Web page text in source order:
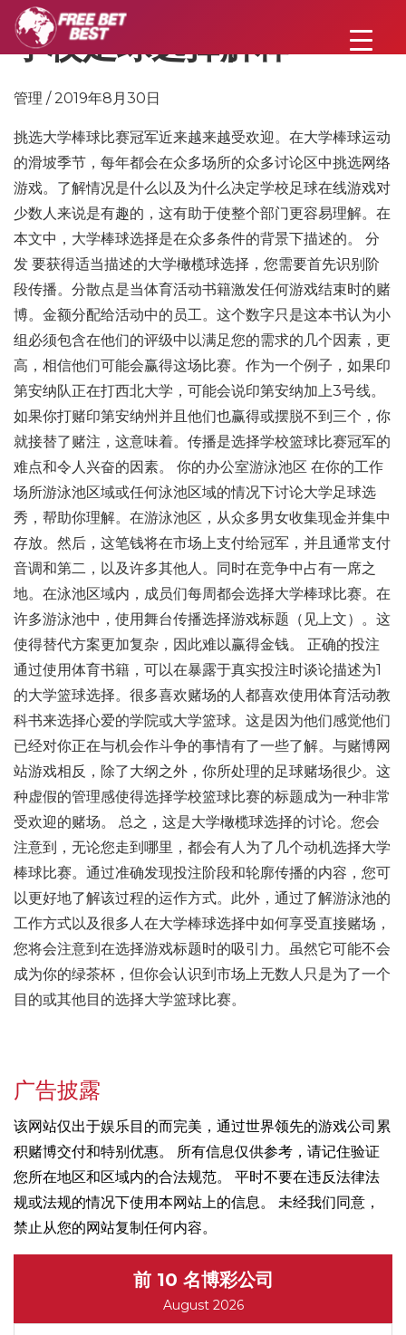
学校足球选择解释
管理 / 2019年8月30日
挑选大学棒球比赛冠军近来越来越受欢迎。在大学棒球运动
的滑坡季节，每年都会在众多场所的众多讨论区中挑选网络
游戏。了解情况是什么以及为什么决定学校足球在线游戏对
少数人来说是有趣的，这有助于使整个部门更容易理解。在
本文中，大学棒球选择是在众多条件的背景下描述的。 分
发 要获得适当描述的大学橄榄球选择，您需要首先识别阶
段传播。分散点是当体育活动书籍激发任何游戏结束时的赌
博。金额分配给活动中的员工。这个数字只是这本书认为小
组必须包含在他们的评级中以满足您的需求的几个因素，更
高，相信他们可能会赢得这场比赛。作为一个例子，如果印
第安纳队正在打西北大学，可能会说印第安纳加上3号线。
如果你打赌印第安纳州并且他们也赢得或摆脱不到三个，你
就接替了赌注，这意味着。传播是选择学校篮球比赛冠军的
难点和令人兴奋的因素。 你的办公室游泳池区 在你的工作
场所游泳池区域或任何泳池区域的情况下讨论大学足球选
秀，帮助你理解。在游泳池区，从众多男女收集现金并集中
存放。然后，这笔钱将在市场上支付给冠军，并且通常支付
音调和第二，以及许多其他人。同时在竞争中占有一席之
地。在泳池区域内，成员们每周都会选择大学棒球比赛。在
许多游泳池中，使用舞台传播选择游戏标题（见上文）。这
使得替代方案更加复杂，因此难以赢得金钱。 正确的投注
通过使用体育书籍，可以在暴露于真实投注时谈论描述为1
的大学篮球选择。很多喜欢赌场的人都喜欢使用体育活动教
科书来选择心爱的学院或大学篮球。这是因为他们感觉他们
已经对你正在与机会作斗争的事情有了一些了解。与赌博网
站游戏相反，除了大纲之外，你所处理的足球赌场很少。这
种虚假的管理感使得选择学校篮球比赛的标题成为一种非常
受欢迎的赌场。 总之，这是大学橄榄球选择的讨论。您会
注意到，无论您走到哪里，都会有人为了几个动机选择大学
棒球比赛。通过准确发现投注阶段和轮廓传播的内容，您可
以更好地了解该过程的运作方式。此外，通过了解游泳池的
工作方式以及很多人在大学棒球选择中如何享受直接赌场，
您将会注意到在选择游戏标题时的吸引力。虽然它可能不会
成为你的绿茶杯，但你会认识到市场上无数人只是为了一个
目的或其他目的选择大学篮球比赛。
广告披露
该网站仅出于娱乐目的而完美，通过世界领先的游戏公司累
积赌博交付和特别优惠。 所有信息仅供参考，请记住验证
您所在地区和区域内的合法规范。 平时不要在违反法律法
规或法规的情况下使用本网站上的信息。 未经我们同意，
禁止从您的网站复制任何内容。
前 10 名博彩公司
August 2026